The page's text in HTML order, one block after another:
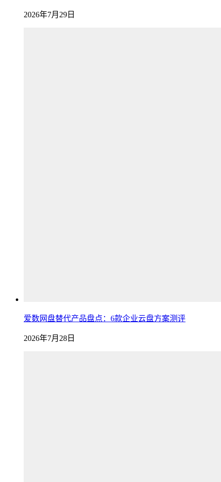
2026年7月29日
爱数网盘替代产品盘点：6款企业云盘方案测评
2026年7月28日